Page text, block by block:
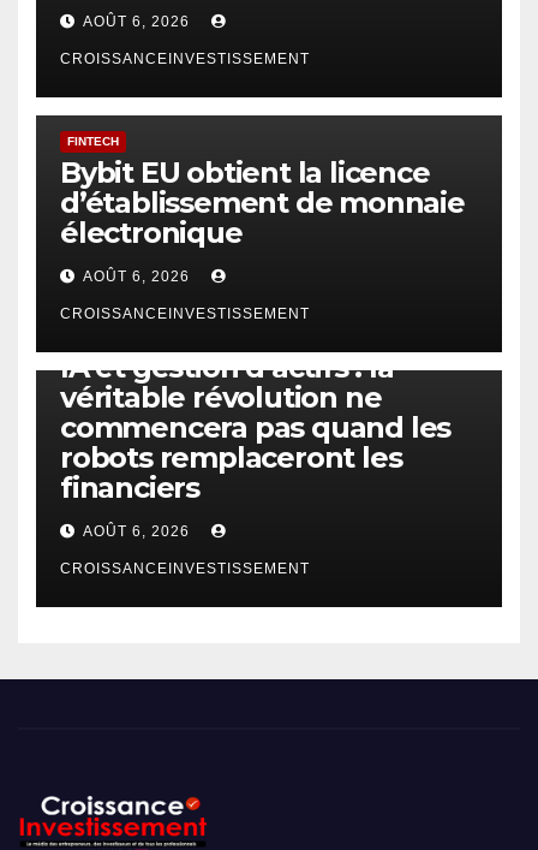
AOÛT 6, 2026
CROISSANCEINVESTISSEMENT
FINTECH
Bybit EU obtient la licence
d’établissement de monnaie
électronique
AOÛT 6, 2026
CROISSANCEINVESTISSEMENT
IA et gestion d’actifs : la
véritable révolution ne
commencera pas quand les
robots remplaceront les
financiers
AOÛT 6, 2026
CROISSANCEINVESTISSEMENT